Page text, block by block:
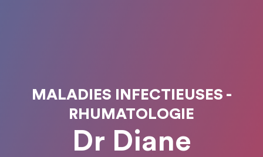
MALADIES INFECTIEUSES -
RHUMATOLOGIE
Dr Diane